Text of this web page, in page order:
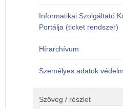
Informatikai Szolgáltató
Portálja (ticket rendszer)
Hírarchívum
Személyes adatok
Szöveg / részlet